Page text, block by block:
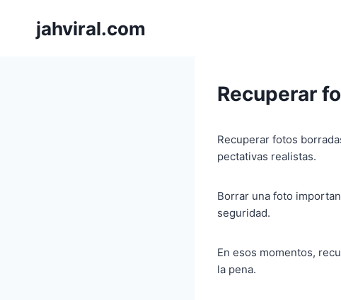
jahviral.com
Recuperar
Recuperar fotos
pectativas realistas.
Borrar una foto
seguridad.
En esos momentos,
la pena.